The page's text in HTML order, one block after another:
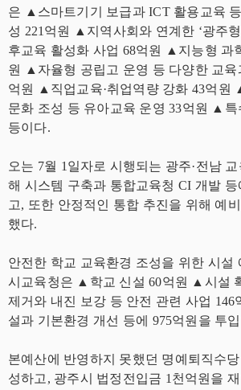
은 ▲스마트기기 보급과 ICT 활용교육
성 221억원 ▲지역사회와 연계한 ‘광주
후교육 활성화 사업 68억원 ▲지능형 과
원 ▲자율형 공립고 운영 등 다양한 교육
억원 ▲직업교육·취업역량 강화 43억원
문화 조성 등 유아교육 운영 33억원 ▲특
등이다.
오는 7월 1일자로 시행되는 광주·전남 교
해 시스템 구축과 통합교육청 CI 개발
고, 또한 안정적인 통합 추진을 위해 예
했다.
안전한 학교 교육환경 조성을 위한 시설
시교육청은 ▲학교 신설 60억원 ▲시설
제거와 내진 보강 등 안전 관련 사업 146
설과 기본환경 개선 등에 975억원을 투
본예산에 반영하지 못했던 명예퇴직수
성하고, 광주시 법정전입금 1천억원을